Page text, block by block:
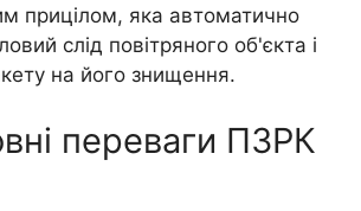
прицілом, яка автоматично
слід повітряного об'єкта і
на його знищення.
переваги ПЗРК